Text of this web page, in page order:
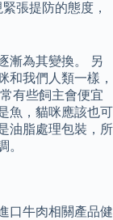
張提防的態度，
漸為其變換。 另
和我們人類一樣，
有些飼主會便宜
魚，貓咪應該也可
油脂處理包裝，所
。
口牛肉相關產品健